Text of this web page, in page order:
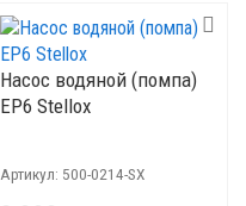
Насос водяной (помпа)
EP6 Stellox
Артикул: 500-0214-SX